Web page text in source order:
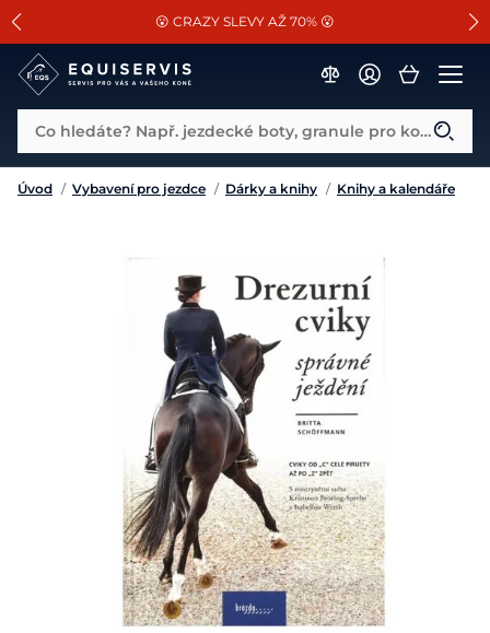
SLEVA 13% na vše od Cassini!
😮 CRAZY SLEVY AŽ 70% 😮
📐Pasování a doplňky k vybraným sedlům ZDARMA 🐴
Co hledáte? Např. jezdecké boty, granule pro koně...
Úvod / Vybavení pro jezdce / Dárky a knihy / Knihy a kalendáře